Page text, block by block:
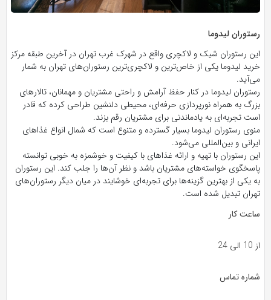
رستوران لیدوما
این رستوران شیک و لاکچری واقع در شهرک غرب تهران در آخرین طبقه مرکز
خرید لیدوما یکی از خاص‌ترین و لاکچری‌ترین رستوران‌های تهران به شمار
می‌آید.
رستوران لیدوما در کنار حفظ آرامش و راحتی مشتریان و مهمانان، تالار‌های
بزرگ به همراه نورپردازی حرفه‌ای، محیطی دلنشین طراحی کرده که قادر
است تجربه‌ای به یادماندنی برای مشتریان رقم بزند.
منوی رستوران لیدوما بسیار گسترده و متنوع است که شمال انواع غذا‌های
ایرانی و بین‌المللی می‌شود.
این رستوران با تهیه و ارائه غذا‌های با کیفیت و خوشمزه به خوبی توانسته
پاسخگوی خواسته‌های مشتریان باشد و نظر آن‌ها را جلب کند. این رستوران
به یکی از بهترین گزینه‌ها برای تجربه‌ای خوشایند در میان دیگر رستوران‌های
تهران تبدیل شده است.
ساعت کار
از 10 الی 24
شماره تماس